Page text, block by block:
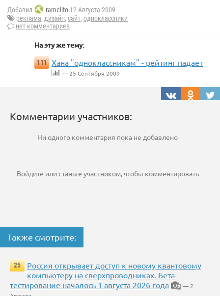
Добавил ramelito 12 Августа 2009
реклама, дизайн, сайт, одноклассники
нет комментариев
На эту же тему:
111 Хана "одноклассникам" - рейтинг падает
— 25 Сентября 2009
Комментарии участников:
Ни одного комментария пока не добавлено
Войдите илистаньте участником, чтобы комментировать
Также смотрите:
25
Россия открывает доступ к новому квантовому
компьютеру на сверхпроводниках. Бета-
тестирование началось 1 августа 2026 года
2 — 2